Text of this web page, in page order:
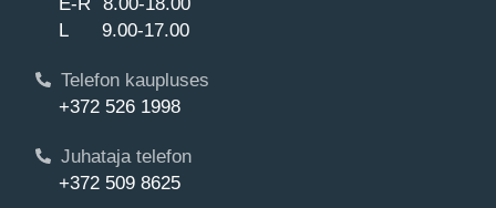
L 9.00-17.00
Telefon kaupluses
+372 526 1998
Juhataja telefon
+372 509 8625